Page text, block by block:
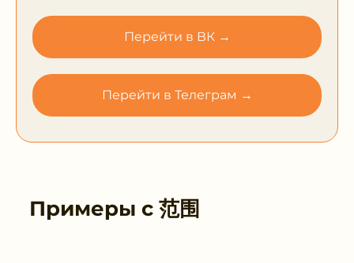
Перейти в ВК →
Перейти в Телеграм →
Примеры с 范围